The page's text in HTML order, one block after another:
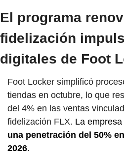
El programa
fidelización
digitales de Foot
Foot Locker simplificó
tiendas en octubre, lo que
del 4% en las ventas
fidelización FLX. La empresa
una penetración del 50%
2026.